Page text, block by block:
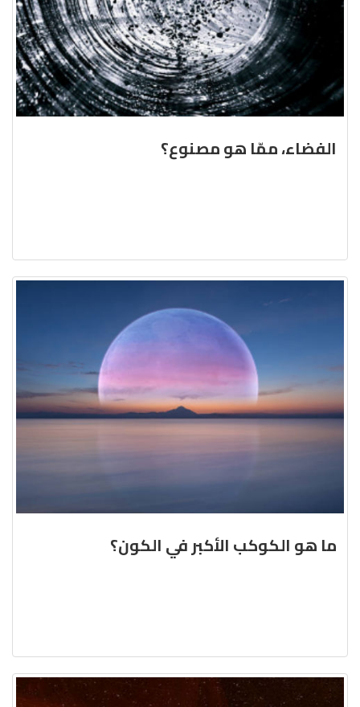
الفضاء، ممّا هو مصنوع؟
ما هو الكوكب الأكبر في الكون؟